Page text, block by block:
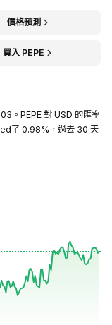
價格預測
買入 PEPE
。PEPE 對 USD 的匯率
了 0.98%，過去 30 天